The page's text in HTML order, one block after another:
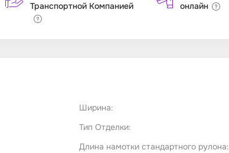
Транспортной Компанией
онлайн
Ширина:
Тип Отделки:
Длина намотки стандартного рулона: